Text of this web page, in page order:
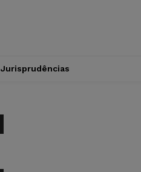
Jurisprudências